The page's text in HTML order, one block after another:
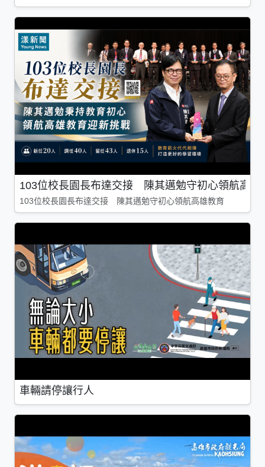
103位校長園長布達交接 陳其邁勉守初心領航高雄
103位校長園長布達交接 陳其邁勉守初心領航高雄教育
車輛請停讓行人